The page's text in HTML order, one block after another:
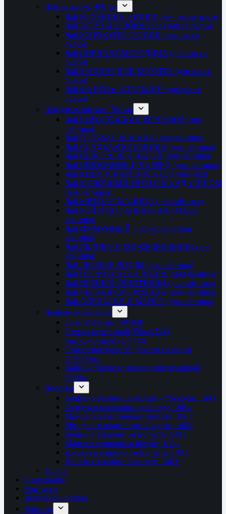
Чай со льдом, 400 мл
Чай КЛУБНИКА и КИВИ (для чая со льдом)
Чай АРБУЗ И КЛЮКВА (для чая со льдом)
Чай МАРАКУЙЯ ТРОПИК (для чая со
льдом)
Чай СПЕЛАЯ СМОРОДИНА (для чая со
льдом)
Чай МАЛИНОВЫЙ МОХИТО (для чая со
льдом)
Чай МАНГО и АПЕЛЬСИН (для чая со
льдом)
Чай для чайников, 700 мл
Чай КОРОЛЕВСКИЙ БЕРГАМОТ (для
чайника)
Чай ГОЛУБАЯ МАСАЛА (для чайника)
Чай СЛАДКАЯ КЛУБНИКА (для чайника)
Чай КЕДРОВЫЙ С ЧАГОЙ (для чайника)
Чай ШИПОВНИК И ЧАБРЕЦ (для чайника)
Чай КИВИ И КЛУБНИКА (для чайника)
Чай МОЛОЧНЫЙ УЛУН С МАНДАРИНОМ
(для чайника)
Чай МЯТНАЯ МАЛИНА (для чайника)
Чай РОЙБУШ С АПЕЛЬСИНОМ (для
чайника)
Чай ИММУННЫЙ с облепихой (для
чайника)
Чай ЯБЛОКО И МОЖЖЕВЕЛЬНИК (для
чайника)
Чай ЛЕСНЫЕ ЯГОДЫ (для чайника)
Чай ПУЭР И САГАН ДАЙЛЯ (для чайника)
Чай ПРЯНЫЙ ГЛИНТВЕЙН (для чайника)
Чай ЧЕРНАЯ СМОРОДИНА (для чайника)
Чай АПЕЛЬСИН И МАНГО (для чайника)
Чайные аксессуары
Сито ØD90мм (30/360)
Стакан картонный 350мл D90
(двухслойный) (25/400)
Стакан прозрачный для чая со льдом
400/500мл
Чайник стекло (с деревянной крышкой)
700мл.
Десерты
Кешью в темном шоколаде – трюфель, 100 г
Фундук в молочном шоколаде, 100 г
Миндаль в малиновом йогурте, 100 г
Миндаль в крапивном йогурте, 100 г
Кешью в тыквенном йогурте, 100 г
Манго в сливочном йогурт, 100 г
Клюква в сливочном йогурте, 100 г
Вишня в темном шоколаде, 100 г
Услуги
О компании
Контакты
Доставка и оплата
Корзина